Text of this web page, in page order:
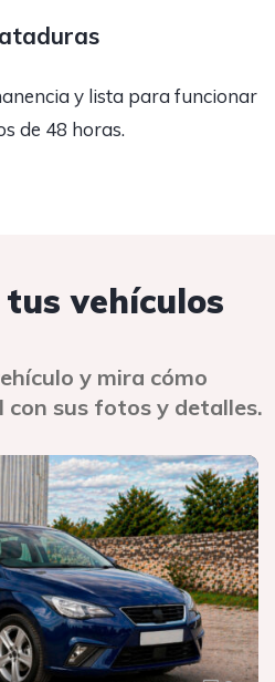
y lista para funcionar
de 48 horas.
vehículos
y mira cómo
con sus fotos y detalles.